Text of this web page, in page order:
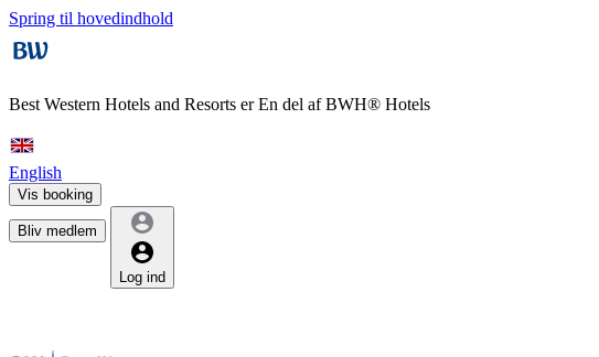
Spring til hovedindhold
Best Western Hotels and Resorts erEn del af BWH® Hotels
English
Vis booking
Bliv medlem
Log ind